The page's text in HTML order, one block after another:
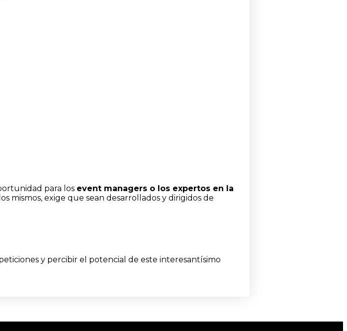
para los event managers o los expertos en la
mismos, exige que sean desarrollados y dirigidos de
y percibir el potencial de este interesantísimo